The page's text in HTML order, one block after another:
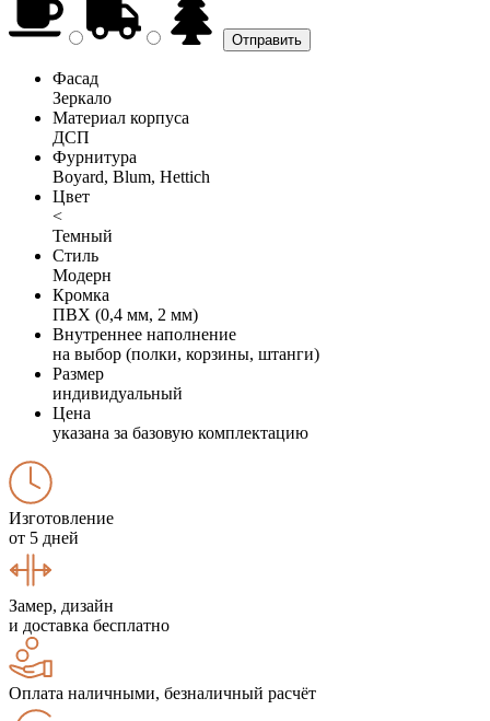
Фасад
Зеркало
Материал корпуса
ДСП
Фурнитура
Boyard, Blum, Hettich
Цвет
<
Темный
Стиль
Модерн
Кромка
ПВХ (0,4 мм, 2 мм)
Внутреннее наполнение
на выбор (полки, корзины, штанги)
Размер
индивидуальный
Цена
указана за базовую комплектацию
Изготовление
от 5 дней
Замер, дизайн
и доставка бесплатно
Оплата наличными, безналичный расчёт